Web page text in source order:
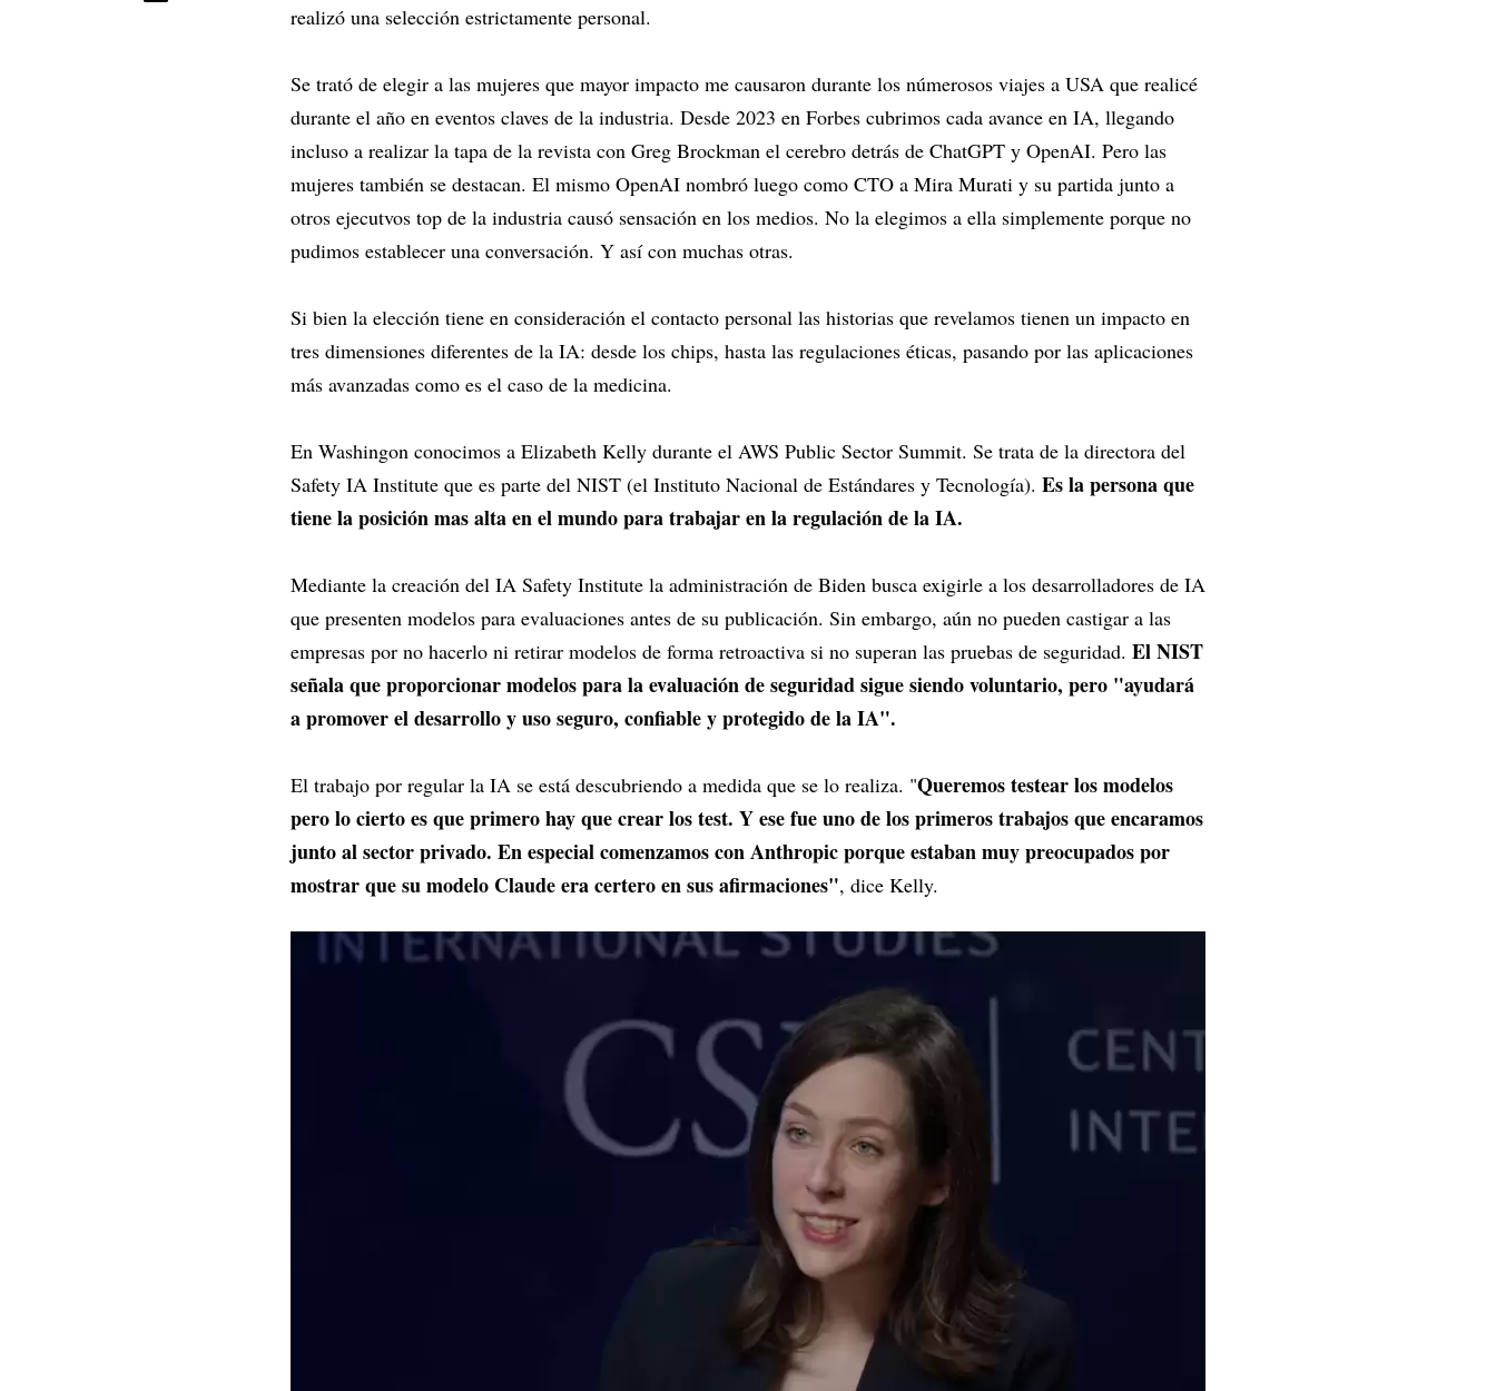
realizó una selección estrictamente personal.
Se trató de elegir a las mujeres que mayor impacto me causaron durante los númerosos viajes a USA que realicé
durante el año en eventos claves de la industria. Desde 2023 en Forbes cubrimos cada avance en IA, llegando
incluso a realizar la tapa de la revista con Greg Brockman el cerebro detrás de ChatGPT y OpenAI. Pero las
mujeres también se destacan. El mismo OpenAI nombró luego como CTO a Mira Murati y su partida junto a
otros ejecutvos top de la industria causó sensación en los medios. No la elegimos a ella simplemente porque no
pudimos establecer una conversación. Y así con muchas otras.
Si bien la elección tiene en consideración el contacto personal las historias que revelamos tienen un impacto en
tres dimensiones diferentes de la IA: desde los chips, hasta las regulaciones éticas, pasando por las aplicaciones
más avanzadas como es el caso de la medicina.
En Washingon conocimos a Elizabeth Kelly durante el AWS Public Sector Summit. Se trata de la directora del
Safety IA Institute que es parte del NIST (el Instituto Nacional de Estándares y Tecnología). Es la persona que
tiene la posición mas alta en el mundo para trabajar en la regulación de la IA.
Mediante la creación del IA Safety Institute la administración de Biden busca exigirle a los desarrolladores de IA
que presenten modelos para evaluaciones antes de su publicación. Sin embargo, aún no pueden castigar a las
empresas por no hacerlo ni retirar modelos de forma retroactiva si no superan las pruebas de seguridad. El NIST
señala que proporcionar modelos para la evaluación de seguridad sigue siendo voluntario, pero "ayudará
a promover el desarrollo y uso seguro, confiable y protegido de la IA".
El trabajo por regular la IA se está descubriendo a medida que se lo realiza. "Queremos testear los modelos
pero lo cierto es que primero hay que crear los test. Y ese fue uno de los primeros trabajos que encaramos
junto al sector privado. En especial comenzamos con Anthropic porque estaban muy preocupados por
mostrar que su modelo Claude era certero en sus afirmaciones", dice Kelly.